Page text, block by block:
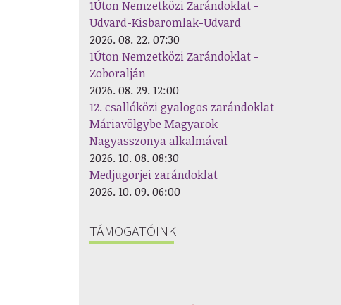
1Úton Nemzetközi Zarándoklat -
Udvard-Kisbaromlak-Udvard
2026. 08. 22. 07:30
1Úton Nemzetközi Zarándoklat -
Zoboralján
2026. 08. 29. 12:00
12. csallóközi gyalogos zarándoklat
Máriavölgybe Magyarok
Nagyasszonya alkalmával
2026. 10. 08. 08:30
Medjugorjei zarándoklat
2026. 10. 09. 06:00
TÁMOGATÓINK